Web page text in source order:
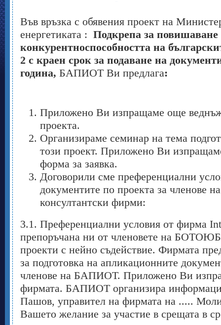
Във връзка с обявения проект на
енергетиката : Подкрепа за повишаване
конкурентноспособността на
2 с краен срок за подаване на
година, БАПИОТ Ви предлага:
Приложено Ви изпращаме още
проекта.
Организираме семинар на тема
този проект. Приложено Ви
форма за заявка.
Договорили сме преференциални
документите по проекта за членове
консултантски фирми:
3.1. Преференциални условия от фирма
препоръчана ни от членовете на
проекти с нейно съдействие. Фирмата
за подготовка на апликационните
членове на БАПИОТ. Приложено Ви
фирмата. БАПИОТ организира
Пашов, управител на фирмата на .....
Вашето желание за участие в срещата в